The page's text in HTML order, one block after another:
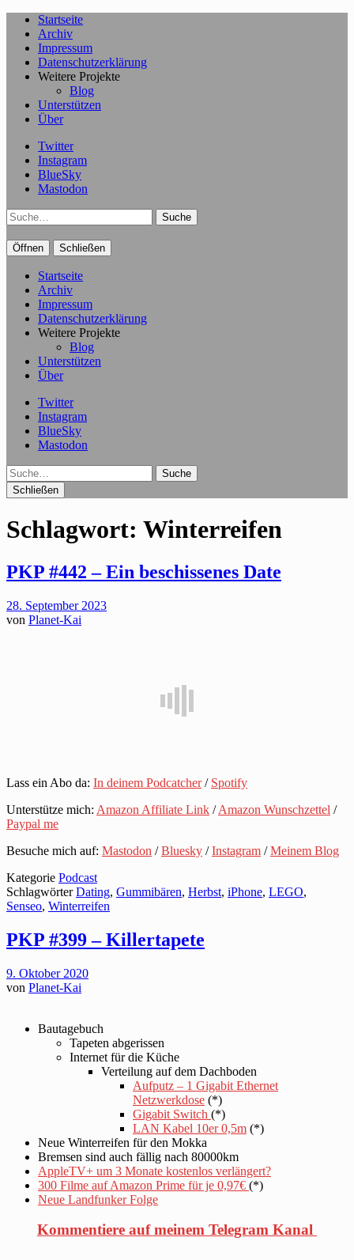
Startseite
Archiv
Impressum
Datenschutzerklärung
Weitere Projekte
Blog
Unterstützen
Über
Twitter
Instagram
BlueSky
Mastodon
Suche
Öffnen Schließen
Startseite
Archiv
Impressum
Datenschutzerklärung
Weitere Projekte
Blog
Unterstützen
Über
Twitter
Instagram
BlueSky
Mastodon
Suche
Schließen
Schlagwort: Winterreifen
PKP #442 – Ein beschissenes Date
28. September 2023
von Planet-Kai
Lass ein Abo da: In deinem Podcatcher/ Spotify
Unterstütze mich: Amazon Affiliate Link /Amazon Wunschzettel /
Paypal me
Besuche mich auf: Mastodon /Bluesky /Instagram /Meinem Blog
Kategorie Podcast
SchlagwörterDating, Gummibären, Herbst, iPhone, LEGO,
Senseo, Winterreifen
PKP #399 – Killertapete
9. Oktober 2020
von Planet-Kai
Bautagebuch
Tapeten abgerissen
Internet für die Küche
Verteilung auf dem Dachboden
Aufputz – 1 Gigabit Ethernet
Netzwerkdose (*)
Gigabit Switch (*)
LAN Kabel 10er 0,5m (*)
Neue Winterreifen für den Mokka
Bremsen sind auch fällig nach 80000km
AppleTV+ um 3 Monate kostenlos verlängert?
300 Filme auf Amazon Prime für je 0,97€ (*)
Neue Landfunker Folge
Kommentiere auf meinem Telegram Kanal